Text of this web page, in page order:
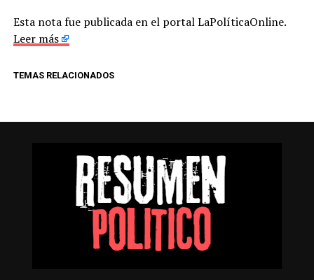
Esta nota fue publicada en el portal LaPolíticaOnline.
Leer más
TEMAS RELACIONADOS